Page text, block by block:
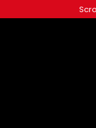
ke